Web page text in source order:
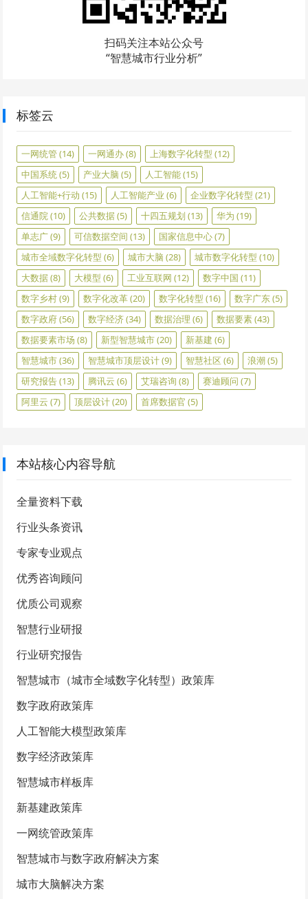
扫码关注本站公众号
“智慧城市行业分析”
标签云
一网统管(14) 一网通办(8) 上海数字化转型 (12)
中国系统(5) 产业大脑 (5) 人工智能(15)
人工智能+行动 (15) 人工智能产业 (6) 企业数字化转型 (21)
信通院(10) 公共数据(5) 十四五规划 (13) 华为 (19)
单志广(9) 可信数据空间 (13) 国家信息中心(7)
城市全域数字化转型 (6) 城市大脑 (28) 城市数字化转型 (10)
大数据(8) 大模型 (6) 工业互联网 (12) 数字中国 (11)
数字乡村(9) 数字化改革(20) 数字化转型 (16) 数字广东(5)
数字政府(56) 数字经济(34) 数据治理 (6) 数据要素(43)
数据要素市场 (8) 新型智慧城市(20) 新基建 (6)
智慧城市(36) 智慧城市顶层设计(9) 智慧社区 (6) 浪潮(5)
研究报告(13) 腾讯云 (6) 艾瑞咨询 (8) 赛迪顾问 (7)
阿里云 (7) 顶层设计(20) 首席数据官 (5)
本站核心内容导航
全量资料下载
行业头条资讯
专家专业观点
优秀咨询顾问
优质公司观察
智慧行业研报
行业研究报告
智慧城市（城市全域数字化转型）政策库
数字政府政策库
人工智能大模型政策库
数字经济政策库
智慧城市样板库
新基建政策库
一网统管政策库
智慧城市与数字政府解决方案
城市大脑解决方案